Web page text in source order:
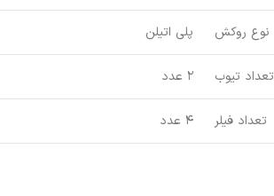
نوع روکش پلی اتیلن
تعداد تیوب 2 عدد
تعداد فیلر 4 عدد